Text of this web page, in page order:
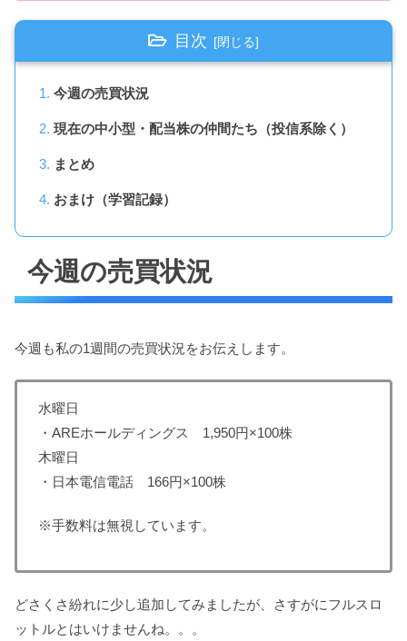
目次
今週の売買状況
現在の中小型・配当株の仲間たち（投信系除く）
まとめ
おまけ（学習記録）
今週の売買状況
今週も私の1週間の売買状況をお伝えします。
水曜日
・AREホールディングス 1,950円×100株
木曜日
・日本電信電話 166円×100株
※手数料は無視しています。
どさくさ紛れに少し追加してみましたが、さすがにフルスロ
ットルとはいけませんね。。。